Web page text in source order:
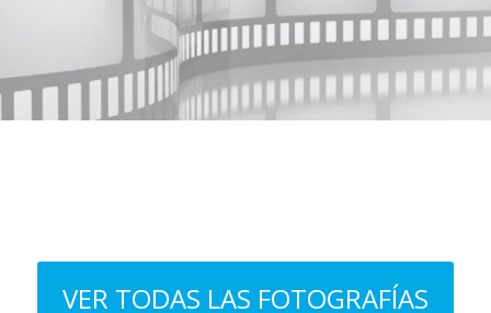
VER TODAS LAS FOTOGRAFÍAS